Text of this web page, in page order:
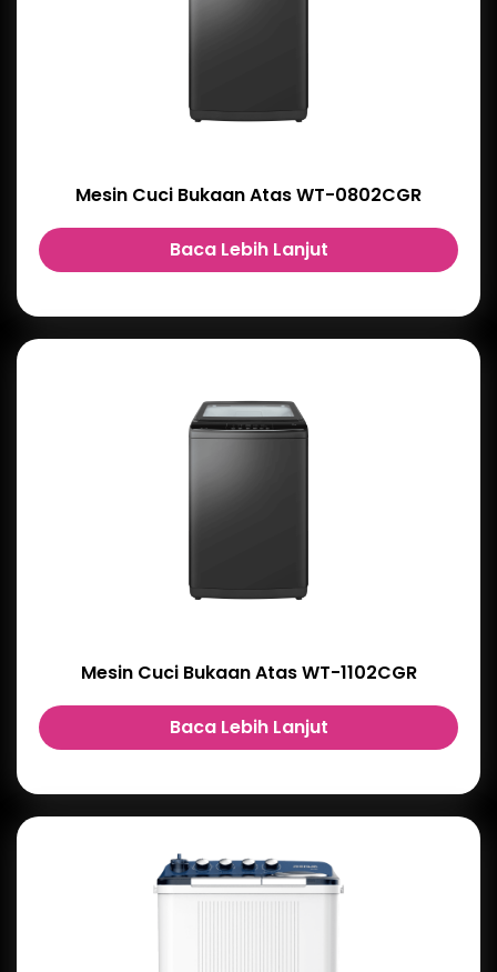
Mesin Cuci Bukaan Atas WT-0802CGR
Baca Lebih Lanjut
Mesin Cuci Bukaan Atas WT-1102CGR
Baca Lebih Lanjut